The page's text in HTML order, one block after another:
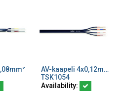
Add to Cart
AV-kaapeli 4x0,12mm² litteä
TSK1054
Availability: